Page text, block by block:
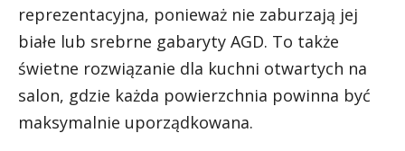
reprezentacyjna, ponieważ nie zaburzają jej
białe lub srebrne gabaryty AGD. To także
świetne rozwiązanie dla kuchni otwartych na
salon, gdzie każda powierzchnia powinna być
maksymalnie uporządkowana.